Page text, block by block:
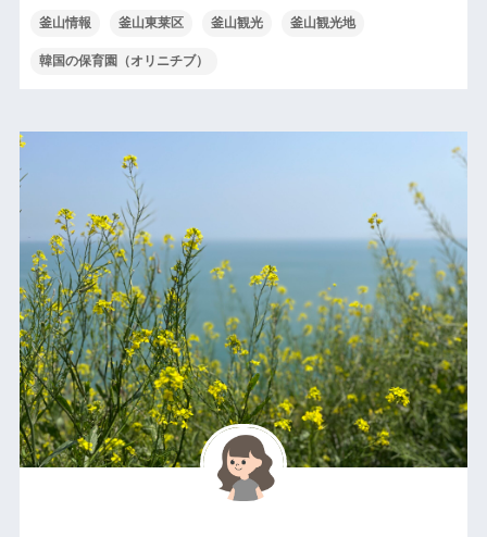
釜山情報 釜山東莱区 釜山観光 釜山観光地
韓国の保育園（オリニチブ）